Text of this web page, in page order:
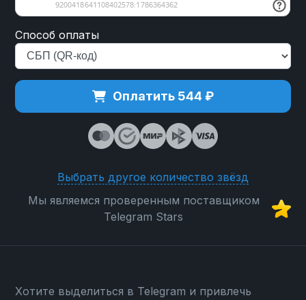
Способ оплаты
Оплатить 544 ₽
Выбрать другое количество звёзд
Мы являемся проверенным поставщиком
Telegram Stars
Хотите выделиться в Telegram и привлечь